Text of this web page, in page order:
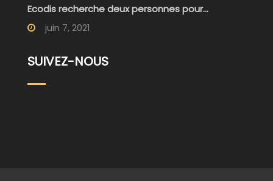
Ecodis recherche deux personnes pour...
juin 7, 2021
SUIVEZ-NOUS